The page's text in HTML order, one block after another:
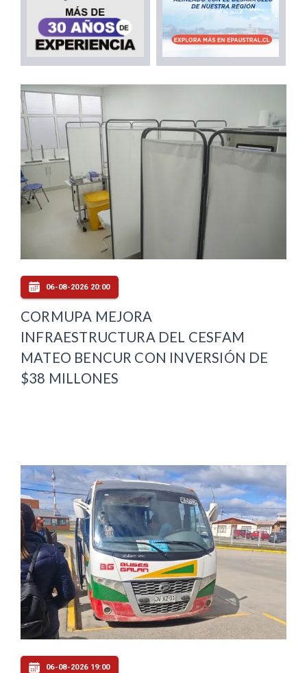
06-08-2026 20:00
CORMUPA MEJORA
INFRAESTRUCTURA DEL CESFAM
MATEO BENCUR CON INVERSIÓN DE
$38 MILLONES
06-08-2026 19:00